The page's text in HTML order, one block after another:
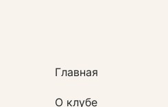
Главная
О клубе